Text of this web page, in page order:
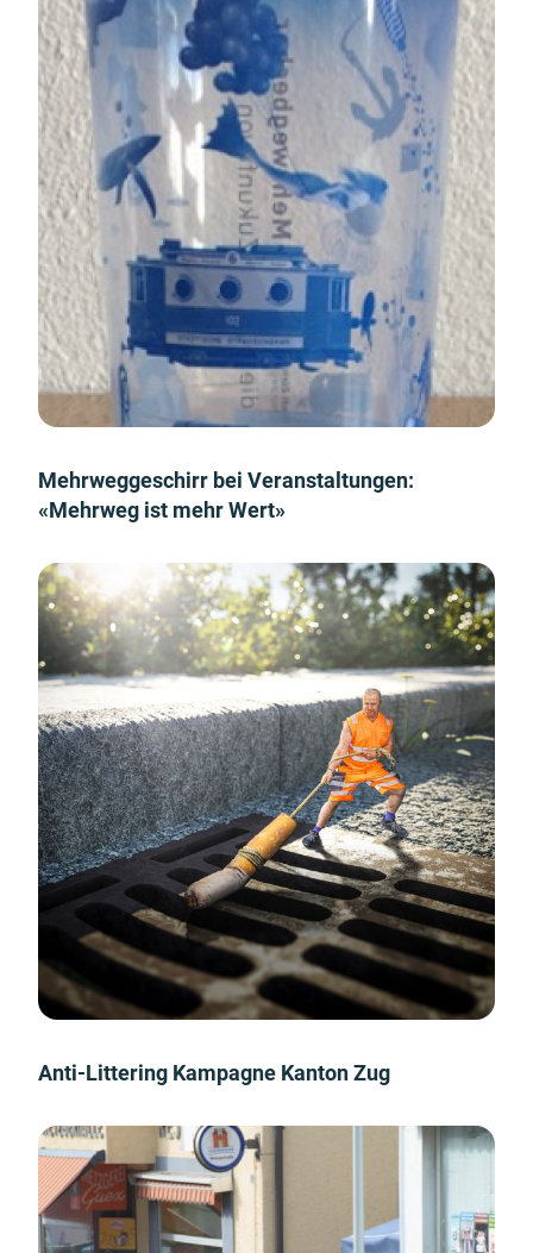
Mehrweggeschirr bei Veranstaltungen:
«Mehrweg ist mehr Wert»
Anti-Littering Kampagne Kanton Zug